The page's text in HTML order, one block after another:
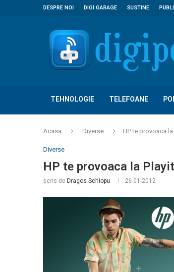
DESPRE NOI DIGI GARAGE SUSTINE
TEHNOLOGIE TELEFOANE
Acasa Diverse HP te provoaca
Diverse
HP te provoaca la
scris de Dragos Schiopu 26-01-2012